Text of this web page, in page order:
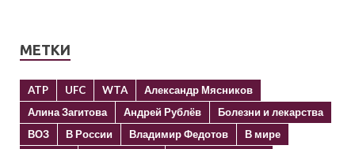
МЕТКИ
ATP UFC WTA
Александр Мясников
Алина Загитова
Андрей Рублёв
Болезни и лекарства
ВОЗ
В России Владимир Федотов
В мире